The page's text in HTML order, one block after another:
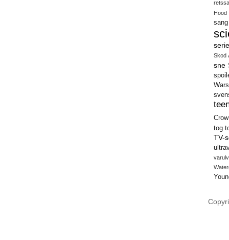
Hood
Skod
sne
Wars
Crow
tog
TV-
varulv